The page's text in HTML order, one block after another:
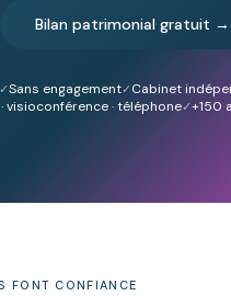
Bilan patrimonial gratuit →
Sans engagement
Cabinet
visioconférence · téléphone +150
FONT CONFIANCE